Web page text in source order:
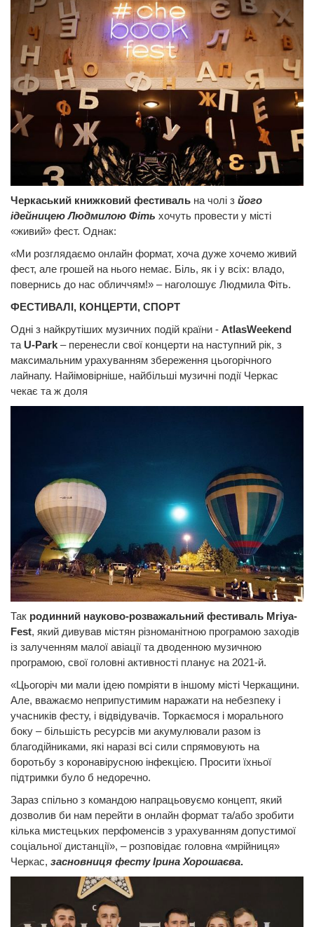
Черкаський книжковий фестиваль на чолі з його
ідейницею Людмилою Фіть хочуть провести у місті
«живий» фест. Однак:
«Ми розглядаємо онлайн формат, хоча дуже хочемо живий
фест, але грошей на нього немає. Біль, як і у всіх: владо,
повернись до нас обличчям!» – наголошує Людмила Фіть.
ФЕСТИВАЛІ, КОНЦЕРТИ, СПОРТ
Одні з найкрутіших музичних подій країни - AtlasWeekend
та U-Park – перенесли свої концерти на наступний рік, з
максимальним урахуванням збереження цьогорічного
лайнапу. Найімовірніше, найбільші музичні події Черкас
чекає та ж доля
Так родинний науково-розважальний фестиваль Mriya-
Fest, який дивував містян різноманітною програмою заходів
із залученням малої авіації та дводенною музичною
програмою, свої головні активності планує на 2021-й.
«Цьогоріч ми мали ідею помріяти в іншому місті Черкащини.
Але, вважаємо неприпустимим наражати на небезпеку і
учасників фесту, і відвідувачів. Торкаємося і морального
боку – більшість ресурсів ми акумулювали разом із
благодійниками, які наразі всі сили спрямовують на
боротьбу з коронавірусною інфекцією. Просити їхньої
підтримки було б недоречно.
Зараз спільно з командою напрацьовуємо концепт, який
дозволив би нам перейти в онлайн формат та/або зробити
кілька мистецьких перфоменсів з урахуванням допустимої
соціальної дистанції», – розповідає головна «мрійниця»
Черкас, засновниця фесту Ірина Хорошаєва.